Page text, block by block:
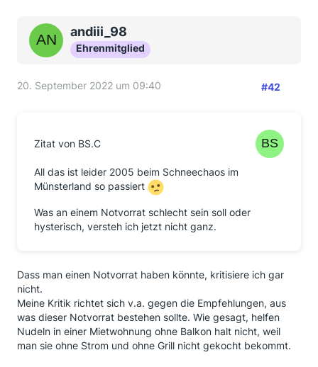
andiii_98
Ehrenmitglied
20. September 2022 um 09:40 #42
Zitat von BS.C
All das ist leider 2005 beim Schneechaos im
Münsterland so passiert
Was an einem Notvorrat schlecht sein soll oder
hysterisch, versteh ich jetzt nicht ganz.
Dass man einen Notvorrat haben könnte, kritisiere ich gar
nicht.
Meine Kritik richtet sich v.a. gegen die Empfehlungen, aus
was dieser Notvorrat bestehen sollte. Wie gesagt, helfen
Nudeln in einer Mietwohnung ohne Balkon halt nicht, weil
man sie ohne Strom und ohne Grill nicht gekocht bekommt.